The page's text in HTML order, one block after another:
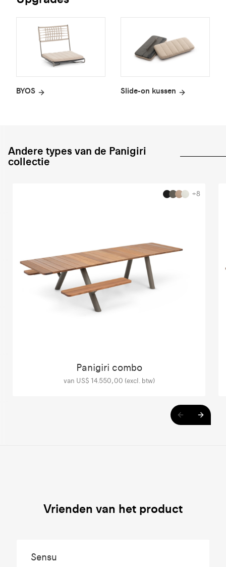
BYOS Slide-on kussen
Andere types van de Panigiri
collectie
+8
Panigiri combo
van US$ 14.550,00 (excl. btw)
Vrienden van het product
Sensu